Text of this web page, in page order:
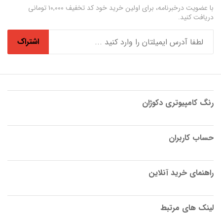
با عضویت درخبرنامه، برای اولین خرید خود کد تخفیف ۱۰,۰۰۰ تومانی
دریافت کنید.
اشتراک
رنگ کامپیوتری دکوژان
حساب کاربران
راهنمای خرید آنلاین
لینک های مرتبط